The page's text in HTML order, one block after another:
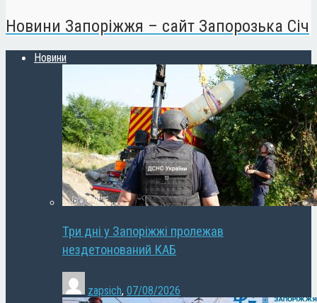
Новини Запоріжжя – сайт Запорозька Січ
Новини
Три дні у Запоріжжі пролежав
нездетонований КАБ
zapsich, 07/08/2026